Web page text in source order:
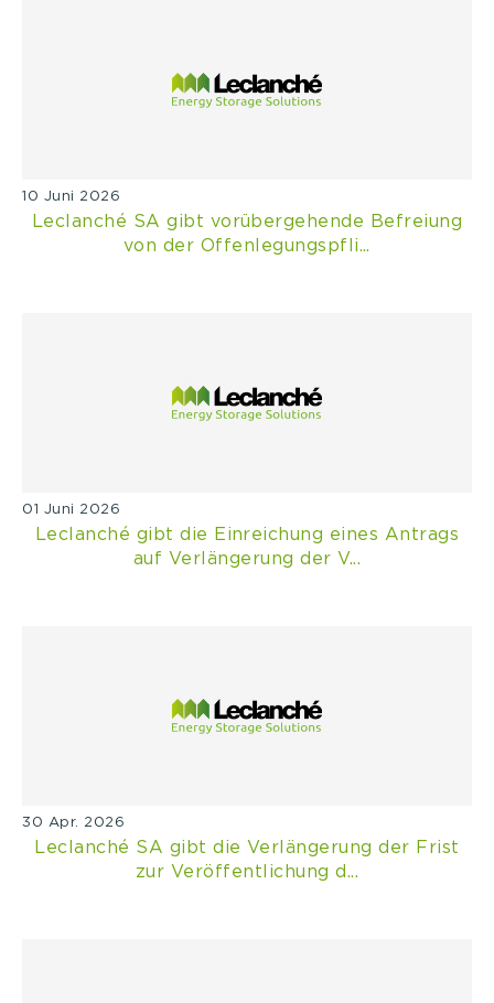
10 Juni 2026
Leclanché SA gibt vorübergehende Befreiung
von der Offenlegungspfli...
01 Juni 2026
Leclanché gibt die Einreichung eines Antrags
auf Verlängerung der V...
30 Apr. 2026
Leclanché SA gibt die Verlängerung der Frist
zur Veröffentlichung d...